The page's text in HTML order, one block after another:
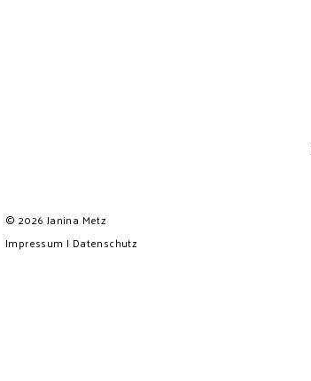
© 2026 Janina Metz
Impressum I Datenschutz